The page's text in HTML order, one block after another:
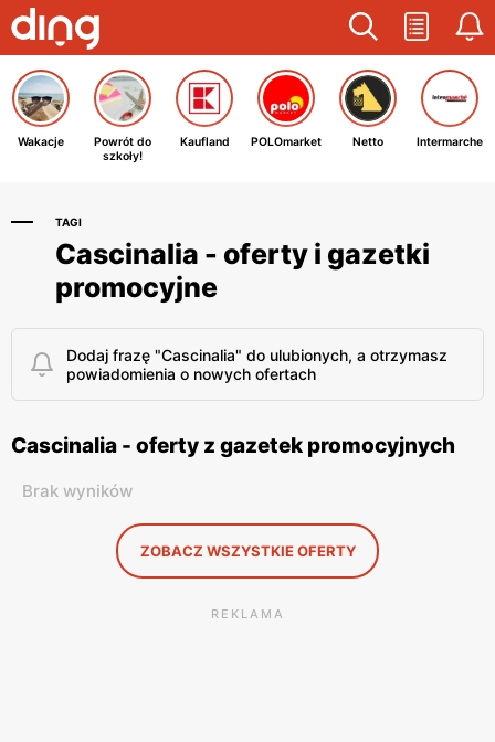
Wakacje
Powrót do
szkoły!
Kaufland POLOmarket Netto Intermarche
TAGI
Cascinalia - oferty i gazetki
promocyjne
Dodaj frazę "Cascinalia" do ulubionych, a otrzymasz
powiadomienia o nowych ofertach
Cascinalia - oferty z gazetek promocyjnych
Brak wyników
ZOBACZ WSZYSTKIE OFERTY
REKLAMA